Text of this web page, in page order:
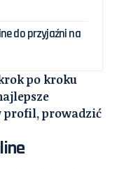
do przyjaźni na
po kroku
profil, prowadzić